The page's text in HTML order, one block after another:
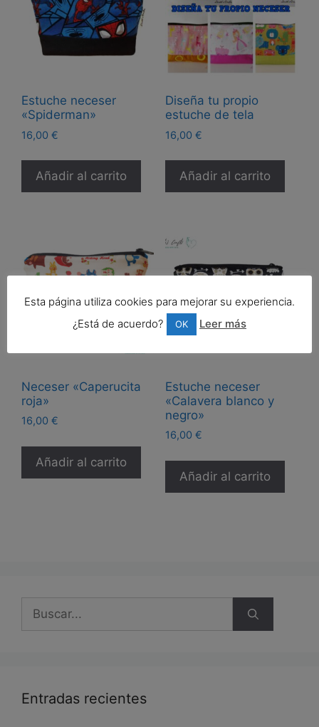
Estuche neceser
«Spiderman»
16,00 €
Añadir al carrito
Diseña tu propio
estuche de tela
16,00 €
Añadir al carrito
Neceser «Caperucita
roja»
16,00 €
Añadir al carrito
Estuche neceser
«Calavera blanco y
negro»
16,00 €
Añadir al carrito
Buscar:
Entradas recientes
Esta página utiliza cookies para mejorar su experiencia.
¿Está de acuerdo?
OK Leer más